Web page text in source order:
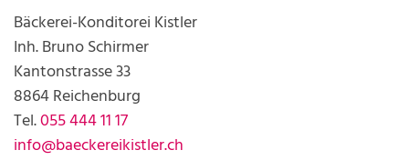
Bäckerei-Konditorei Kistler
Inh. Bruno Schirmer
Kantonstrasse 33
8864 Reichenburg
Tel.055 444 11 17
info@baeckereikistler.ch